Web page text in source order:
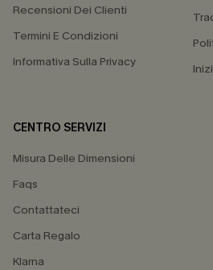
Recensioni Dei Clienti
Termini E Condizioni
Informativa Sulla Privacy
CENTRO SERVIZI
Misura Delle Dimensioni
Faqs
Contattateci
Carta Regalo
Klarna